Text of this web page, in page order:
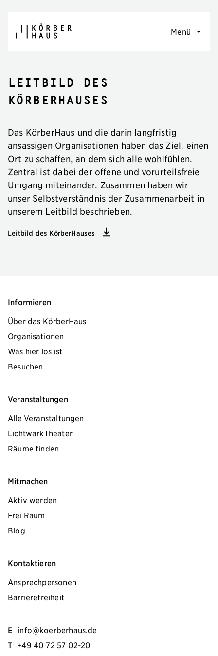
Menü
Leitbild des
KörberHauses
Das KörberHaus und die darin langfristig
ansässigen Organisationen haben das Ziel, einen
Ort zu schaffen, an dem sich alle wohlfühlen.
Zentral ist dabei der offene und vorurteilsfreie
Umgang miteinander. Zusammen haben wir
unser Selbstverständnis der Zusammenarbeit in
unserem Leitbild beschrieben.
Leitbild des KörberHauses
Informieren
Über das KörberHaus
Organisationen
Was hier los ist
Besuchen
Veranstaltungen
Alle Veranstaltungen
LichtwarkTheater
Räume finden
Mitmachen
Aktiv werden
Frei Raum
Blog
Kontaktieren
Ansprechpersonen
Barrierefreiheit
E info@koerberhaus.de
T +49 40 72 57 02-20